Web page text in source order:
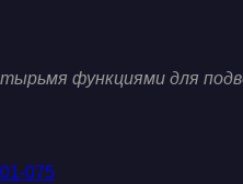
функциями для